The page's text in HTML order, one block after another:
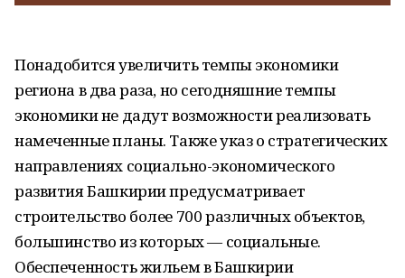
Понадобится увеличить темпы экономики
региона в два раза, но сегодняшние темпы
экономики не дадут возможности реализовать
намеченные планы. Также указ о стратегических
направлениях социально-экономического
развития Башкирии предусматривает
строительство более 700 различных объектов,
большинство из которых — социальные.
Обеспеченность жильем в Башкирии